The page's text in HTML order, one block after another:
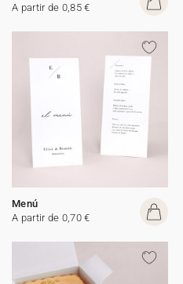
A partir de 0,85 €
Menú
A partir de 0,70 €